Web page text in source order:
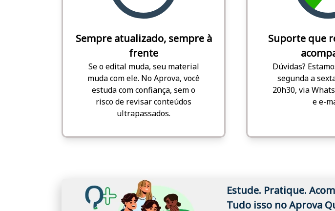
Sempre atualizado, sempre à
frente
Se o edital muda, seu material
muda com ele. No Aprova, você
estuda com confiança, sem o
risco de revisar conteúdos
ultrapassados.
Suporte que
Dúvidas?
segunda a
20h30, via
e e-
Estude. Pratique.
Tudo isso no Aprova